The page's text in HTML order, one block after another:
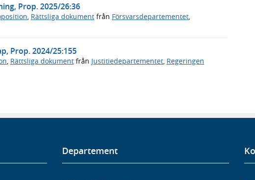
Prop. 2025/26:36
Rättsliga dokument från Försvarsdepartementet
Prop. 2024/25:155
, Rättsliga dokument från Justitiedepartementet, Regeringen
Departement